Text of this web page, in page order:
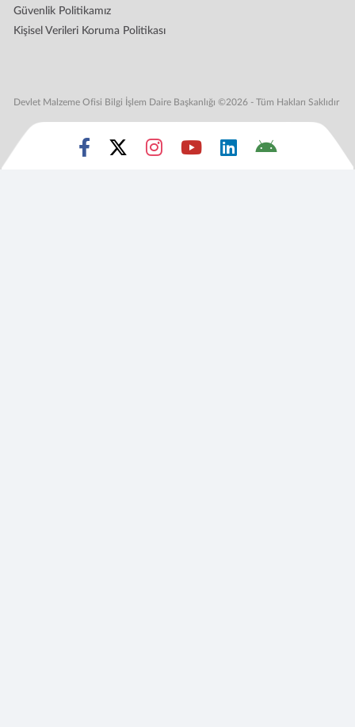
Güvenlik Politikamız
Kişisel Verileri Koruma Politikası
Devlet Malzeme Ofisi Bilgi İşlem Daire Başkanlığı ©2026 - Tüm Hakları Saklıdır